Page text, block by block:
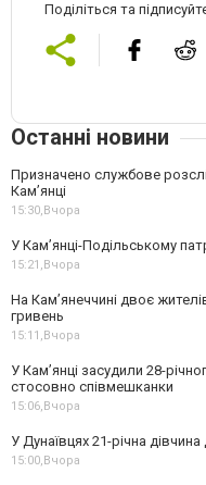
Поділіться та
Останні новини
Призначено службове
Кам’янці
15:30,Вчора
У Кам’янці-Подільському
15:21,Вчора
На Камʼянеччині двоє
гривень
15:11,Вчора
У Камʼянці засудили 28-
стосовно співмешканки
15:06,Вчора
У Дунаївцях 21-річна
15:00,Вчора